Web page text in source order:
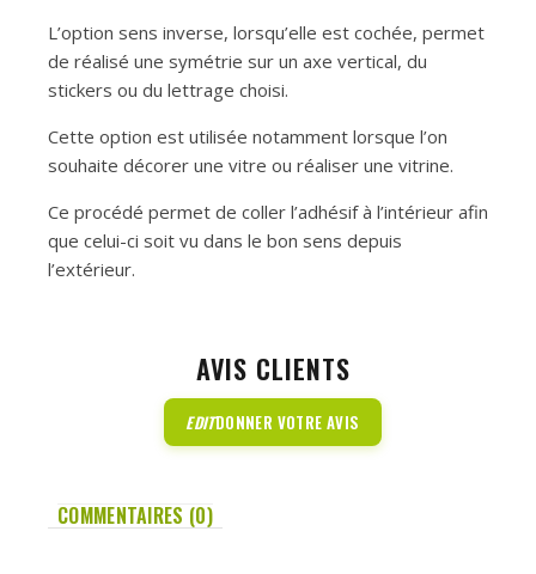
L’option sens inverse, lorsqu’elle est cochée, permet
de réalisé une symétrie sur un axe vertical, du
stickers ou du lettrage choisi.
Cette option est utilisée notamment lorsque l’on
souhaite décorer une vitre ou réaliser une vitrine.
Ce procédé permet de coller l’adhésif à l’intérieur afin
que celui-ci soit vu dans le bon sens depuis
l’extérieur.
AVIS CLIENTS
EDITDONNER VOTRE AVIS
COMMENTAIRES (0)